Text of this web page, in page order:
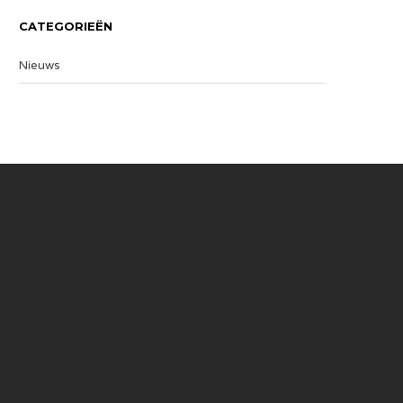
CATEGORIEËN
Nieuws